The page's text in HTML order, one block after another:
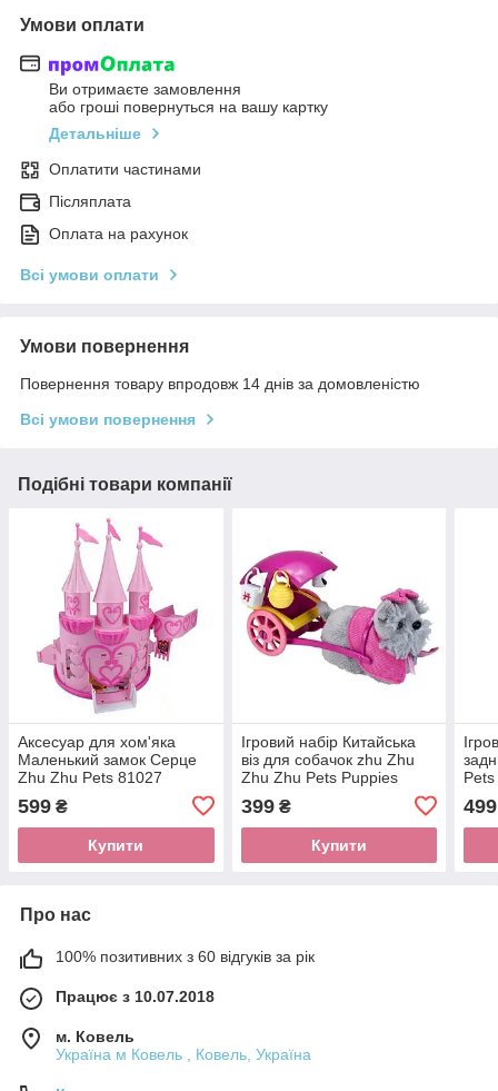
Умови оплати
Ви отримаєте замовлення
або гроші повернуться на вашу картку
Детальніше
Оплатити частинами
Післяплата
Оплата на рахунок
Всі умови оплати
Умови повернення
Повернення товару впродовж 14 днів за домовленістю
Всі умови повернення
Подібні товари компанії
Аксесуар для хом'яка
Маленький замок Серце
Zhu Zhu Pets 81027
599 ₴
Купити
Ігровий набір Китайська
віз для собачок zhu Zhu
Zhu Zhu Pets Puppies
399₴
Купити
499
Про нас
100% позитивних з 60 відгуків за рік
Працює з 10.07.2018
м. Ковель
Україна м Ковель , Ковель, Україна